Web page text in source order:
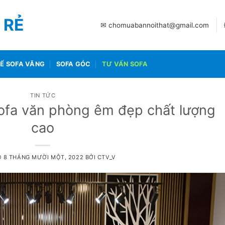
✉ chomuabannoithat@gmail.com
SOFA VĂNG SOFA GÓC TƯ VẤN SOFA
TIN TỨC
văn phòng êm đẹp chất lượng
cao
8 THÁNG MƯỜI MỘT, 2022 BỞI CTV_V